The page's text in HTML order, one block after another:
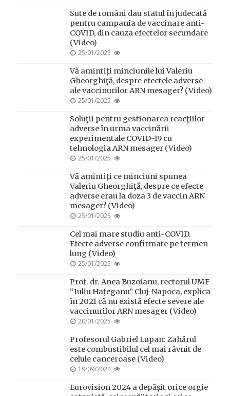
Sute de români dau statul în judecată
pentru campania de vaccinare anti-
COVID, din cauza efectelor secundare
(Video)
POSTED
25/01/2025
Vă amintiți minciunile lui Valeriu
Gheorghiţă, despre efectele adverse
ale vaccinurilor ARN mesager? (Video)
POSTED
25/01/2025
Soluţii pentru gestionarea reacţiilor
adverse în urma vaccinării
experimentale COVID-19 cu
tehnologia ARN mesager (Video)
POSTED
25/01/2025
Vă amintiți ce minciuni spunea
Valeriu Gheorghiţă, despre ce efecte
adverse erau la doza 3 de vaccin ARN
mesager? (Video)
POSTED
25/01/2025
Cel mai mare studiu anti-COVID.
Efecte adverse confirmate pe termen
lung (Video)
POSTED
25/01/2025
Prof. dr. Anca Buzoianu, rectorul UMF
“Iuliu Hațeganu” Cluj-Napoca, explica
în 2021 că nu există efecte severe ale
vaccinurilor ARN mesager (Video)
POSTED
20/01/2025
Profesorul Gabriel Lupan: Zahărul
este combustibilul cel mai râvnit de
celule canceroase (Video)
POSTED
19/09/2024
Eurovision 2024 a depășit orice orgie